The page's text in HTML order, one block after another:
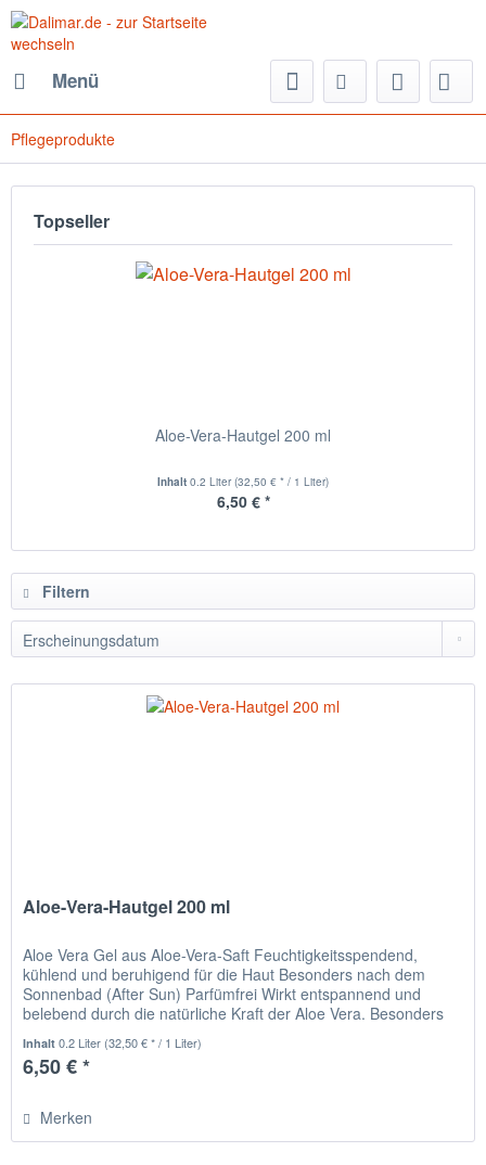
Menü
Pflegeprodukte
Topseller
Aloe-Vera-Hautgel 200 ml
Inhalt 0.2 Liter(32,50 € * / 1 Liter)
6,50 € *
Filtern
Aloe-Vera-Hautgel 200 ml
Aloe Vera Gel aus Aloe-Vera-Saft Feuchtigkeitsspendend,
kühlend und beruhigend für die Haut Besonders nach dem
Sonnenbad (After Sun) Parfümfrei Wirkt entspannend und
belebend durch die natürliche Kraft der Aloe Vera. Besonders
Inhalt0.2 Liter (32,50 € * / 1 Liter)
6,50 € *
Merken